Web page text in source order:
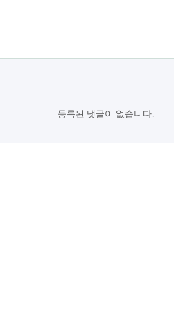
등록된 댓글이 없습니다.